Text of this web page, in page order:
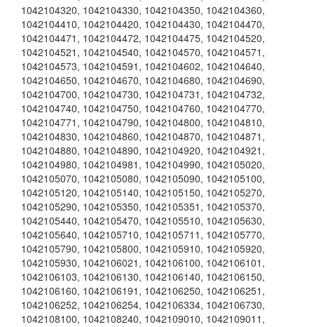
1042104320, 1042104330, 1042104350, 1042104360,
1042104410, 1042104420, 1042104430, 1042104470,
1042104471, 1042104472, 1042104475, 1042104520,
1042104521, 1042104540, 1042104570, 1042104571,
1042104573, 1042104591, 1042104602, 1042104640,
1042104650, 1042104670, 1042104680, 1042104690,
1042104700, 1042104730, 1042104731, 1042104732,
1042104740, 1042104750, 1042104760, 1042104770,
1042104771, 1042104790, 1042104800, 1042104810,
1042104830, 1042104860, 1042104870, 1042104871,
1042104880, 1042104890, 1042104920, 1042104921,
1042104980, 1042104981, 1042104990, 1042105020,
1042105070, 1042105080, 1042105090, 1042105100,
1042105120, 1042105140, 1042105150, 1042105270,
1042105290, 1042105350, 1042105351, 1042105370,
1042105440, 1042105470, 1042105510, 1042105630,
1042105640, 1042105710, 1042105711, 1042105770,
1042105790, 1042105800, 1042105910, 1042105920,
1042105930, 1042106021, 1042106100, 1042106101,
1042106103, 1042106130, 1042106140, 1042106150,
1042106160, 1042106191, 1042106250, 1042106251,
1042106252, 1042106254, 1042106334, 1042106730,
1042108100, 1042108240, 1042109010, 1042109011,